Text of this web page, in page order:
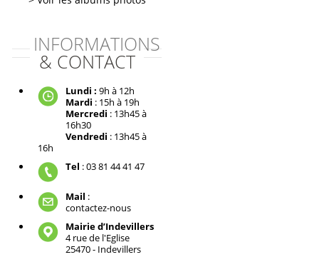
INFORMATIONS
& CONTACT
Lundi : 9h à 12h
Mardi : 15h à 19h
Mercredi : 13h45 à
16h30
Vendredi : 13h45 à
16h
Tel : 03 81 44 41 47
Mail :
contactez-nous
Mairie d’Indevillers
4 rue de l'Eglise
25470 - Indevillers